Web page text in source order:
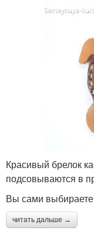
Красивый брелок
подсовываются в
Вы сами
читать дальше →